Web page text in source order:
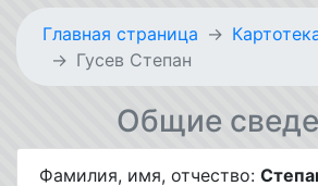
Главная страница
Гусев Степан
Общие
Фамилия, имя, отчество: